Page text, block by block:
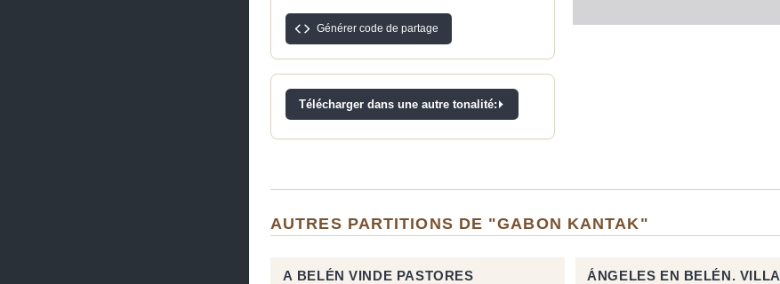
Générer code de partage
Télécharger dans une autre tonalité:
AUTRES PARTITIONS DE "GABON KANTAK"
A BELÉN VINDE PASTORES
ÁNGELES EN BELÉN.